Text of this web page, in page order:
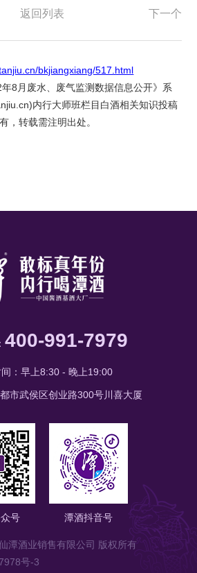
返回列表 下一个
bkjiangxiang/517.html
8月废水、废气监测数据信息公开》系
)内行大师班栏目白酒相关知识投稿
，转载需注明出处。
400-991-7979
：早上8:30 - 晚上19:00
市武侯区创业路300号川喜大厦
号 潭酒抖音号
潭酒业销售有限公司 版权所有
号-3